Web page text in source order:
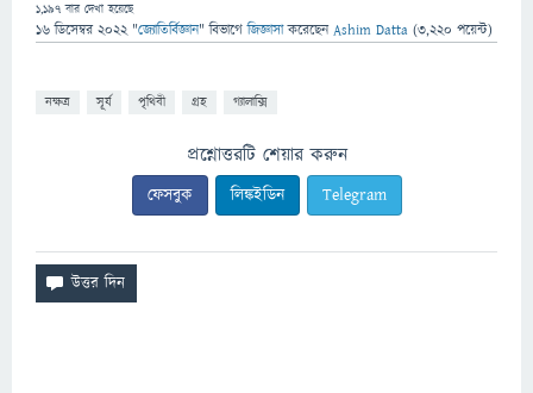
1,197 বার দেখা হয়েছে
16 ডিসেম্বর 2022 "জ্যোতির্বিজ্ঞান" বিভাগে জিজ্ঞাসাকরেছেনAshim Datta (3,220 পয়েন্ট)
নক্ষত্র সূর্য পৃথিবী গ্রহ গ্যালাক্সি
প্রশ্নোত্তরটি শেয়ার করুন
ফেসবুক লিঙ্কইডিন Telegram